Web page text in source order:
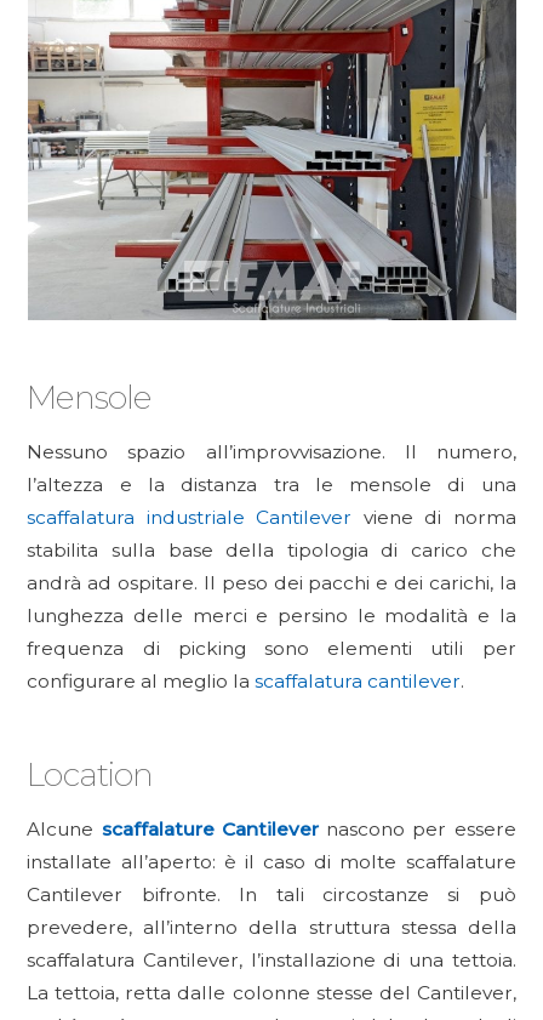
Mensole
Nessuno spazio all’improvvisazione. Il numero,
l’altezza e la distanza tra le mensole di una
scaffalatura industriale Cantilever viene di norma
stabilita sulla base della tipologia di carico che
andrà ad ospitare. Il peso dei pacchi e dei carichi, la
lunghezza delle merci e persino le modalità e la
frequenza di picking sono elementi utili per
configurare al meglio lascaffalatura cantilever.
Location
Alcune scaffalature Cantilevernascono per essere
installate all’aperto: è il caso di molte scaffalature
Cantilever bifronte. In tali circostanze si può
prevedere, all’interno della struttura stessa della
scaffalatura Cantilever, l’installazione di una tettoia.
La tettoia, retta dalle colonne stesse del Cantilever,